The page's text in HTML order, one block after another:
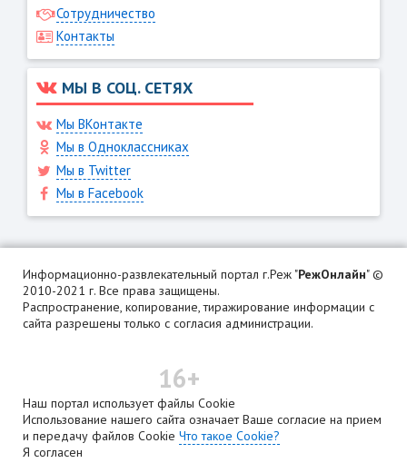
Сотрудничество
Контакты
МЫ В СОЦ. СЕТЯХ
Мы ВКонтакте
Мы в Одноклассниках
Мы в Twitter
Мы в Facebook
Информационно-развлекательный портал г.Реж "РежОнлайн" ©
2010-2021 г. Все права защищены.
Распространение, копирование, тиражирование информации с
сайта разрешены только с согласия администрации.
16+
Наш портал использует файлы Cookie
Использование нашего сайта означает Ваше согласие на прием
и передачу файлов Cookie Что такое Cookie?
Я согласен